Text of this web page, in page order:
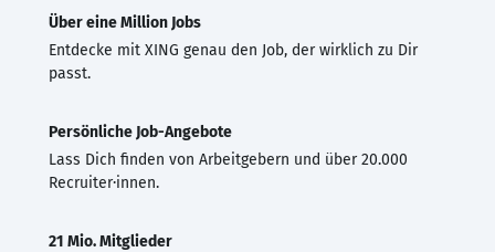
Über eine Million Jobs
Entdecke mit XING genau den Job, der wirklich zu Dir
passt.
Persönliche Job-Angebote
Lass Dich finden von Arbeitgebern und über 20.000
Recruiter·innen.
21 Mio. Mitglieder